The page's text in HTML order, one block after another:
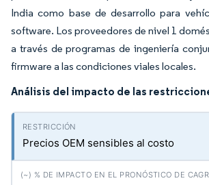
India como base de desarrollo para
software. Los proveedores de nivel 1
a través de programas de ingeniería
firmware a las condiciones viales locales.
Análisis del impacto de las
Precios OEM sensibles al costo